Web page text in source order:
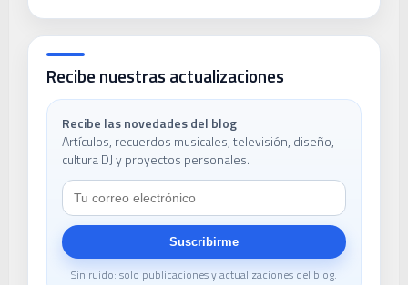
Recibe nuestras actualizaciones
Recibe las novedades del blog
Artículos, recuerdos musicales, televisión, diseño,
cultura DJ y proyectos personales.
Suscribirme
Sin ruido: solo publicaciones y actualizaciones del blog.